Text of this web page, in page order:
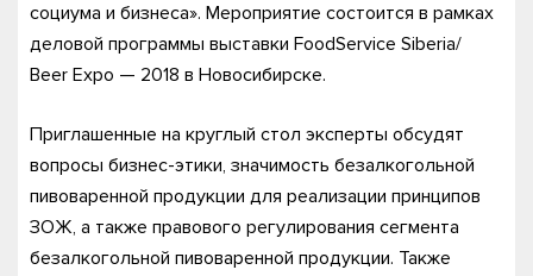
социума и бизнеса». Мероприятие состоится в рамках
деловой программы выставки FoodService Siberia/
Beer Expo — 2018 в Новосибирске.
Приглашенные на круглый стол эксперты обсудят
вопросы бизнес-этики, значимость безалкогольной
пивоваренной продукции для реализации принципов
ЗОЖ, а также правового регулирования сегмента
безалкогольной пивоваренной продукции. Также